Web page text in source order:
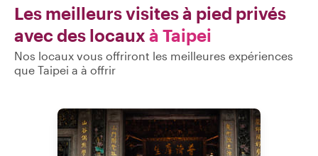
et je
vivement
Les meilleurs visites à pied privés
avec des locaux à Taipei
Nos locaux vous offriront les meilleures expériences
que Taipei a à offrir